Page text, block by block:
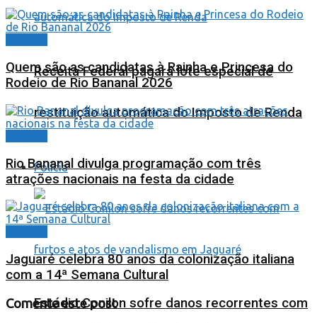
Receita Federal pagará lote especial de
restituição automática do Imposto de Renda
Polícia
Estádio Conilon sofre danos recorrentes com
Quem são as candidatas à Rainha e Princesa do
Rodeio de Rio Bananal 2026
Rio Bananal divulga programação com três
atrações nacionais na festa da cidade
Jaguaré celebra 80 anos da colonização italiana
com a 14ª Semana Cultural
Comente este post